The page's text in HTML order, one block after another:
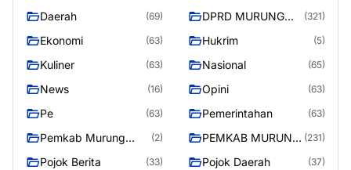
Daerah (69)
DPRD MURUNG
(321)
Ekonomi (63) Hukrim (5)
Kuliner (63) Nasional (65)
News (16) Opini (63)
Pe (63) Pemerintahan (63)
Pemkab Murung
(2)
PEMKAB MURUNG (231)
Pojok Berita (33) Pojok Daerah (37)